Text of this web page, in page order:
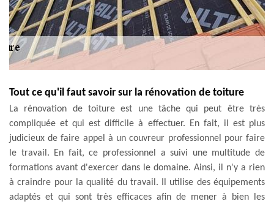
Tout ce qu'il faut savoir sur la rénovation de toiture
La rénovation de toiture est une tâche qui peut être très
compliquée et qui est difficile à effectuer. En fait, il est plus
judicieux de faire appel à un couvreur professionnel pour faire
le travail. En fait, ce professionnel a suivi une multitude de
formations avant d'exercer dans le domaine. Ainsi, il n'y a rien
à craindre pour la qualité du travail. Il utilise des équipements
adaptés et qui sont très efficaces afin de mener à bien les